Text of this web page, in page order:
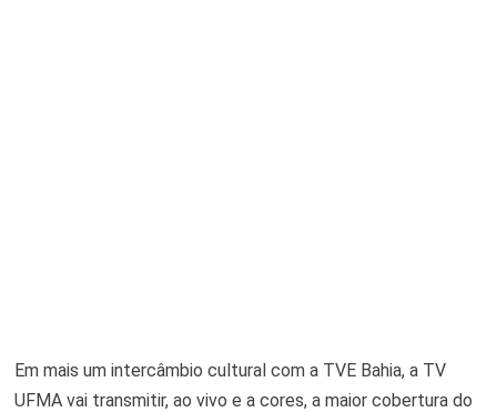
Em mais um intercâmbio cultural com a TVE Bahia, a TV
UFMA vai transmitir, ao vivo e a cores, a maior cobertura do